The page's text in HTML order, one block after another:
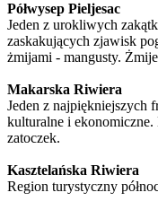
Półwysep Pieljesac
Jeden z urokliwych
zaskakujących zjawisk
żmijami - mangusty.
Makarska Riwiera
Jeden z najpiękniejszych
kulturalne i ekonomiczne.
zatoczek.
Kasztelańska Riwiera
Region turystyczny